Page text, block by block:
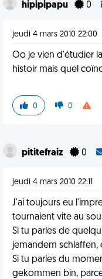
hipipipapu 0
jeudi 4 mars 2010 22:00
Oo je vien d'étudier
histoir mais quel
0 0
pititefraiz 0
jeudi 4 mars 2010 22:11
J'ai toujours eu
tournaient vite au
Si tu parles de
jemandem schlaffen,
Si tu parles du
gekommen bin,